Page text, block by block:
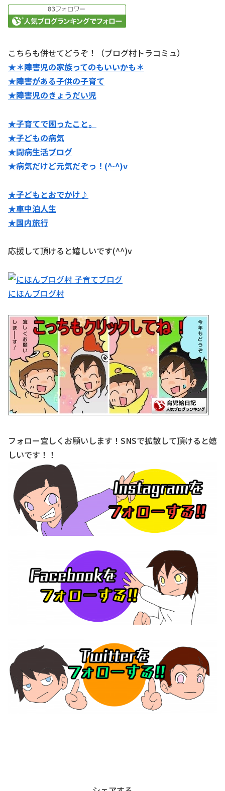
こちらも併せてどうぞ！（ブログ村トラコミュ）
★＊障害児の家族ってのもいいかも＊
★障害がある子供の子育て
★障害児のきょうだい児
★子育てで困ったこと。
★子どもの病気
★闘病生活ブログ
★病気だけど元気だぞっ！(^-^)v
★子どもとおでかけ♪
★車中泊人生
★国内旅行
応援して頂けると嬉しいです(^^)v
にほんブログ村
フォロー宜しくお願いします！SNSで拡散して頂けると嬉
しいです！！